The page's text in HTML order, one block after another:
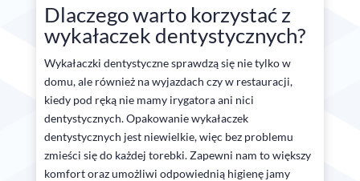
Dlaczego warto korzystać z
wykałaczek dentystycznych?
Wykałaczki dentystyczne sprawdzą się nie tylko w
domu, ale również na wyjazdach czy w restauracji,
kiedy pod ręką nie mamy irygatora ani nici
dentystycznych. Opakowanie wykałaczek
dentystycznych jest niewielkie, więc bez problemu
zmieści się do każdej torebki. Zapewni nam to większy
komfort oraz umożliwi odpowiednią higienę jamy